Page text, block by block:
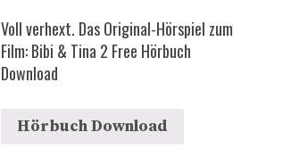
Voll verhext. Das Original-Hörspiel zum
Film: Bibi & Tina 2 Free Hörbuch
Download
Hörbuch Download